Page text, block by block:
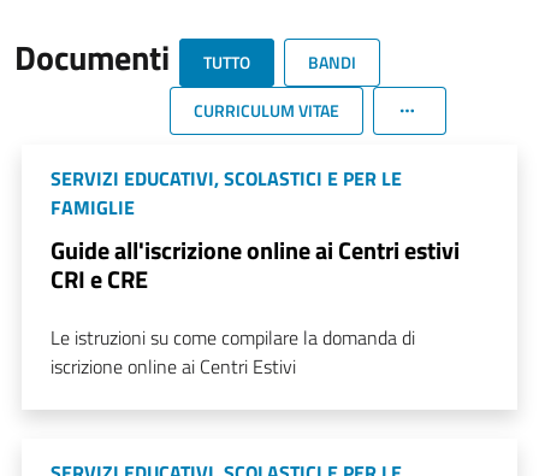
Documenti TUTTO
BANDI
CURRICULUM VITAE
SERVIZI EDUCATIVI, SCOLASTICI E PER LE
FAMIGLIE
Guide all'iscrizione online ai Centri estivi
CRI e CRE
Le istruzioni su come compilare la domanda di
iscrizione online ai Centri Estivi